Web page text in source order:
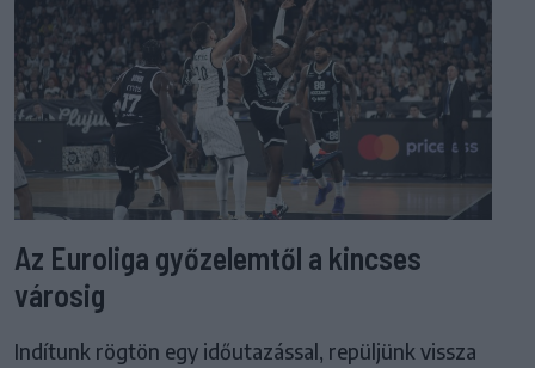
Az Euroliga győzelemtől a kincses
városig
Indítunk rögtön egy időutazással, repüljünk vissza